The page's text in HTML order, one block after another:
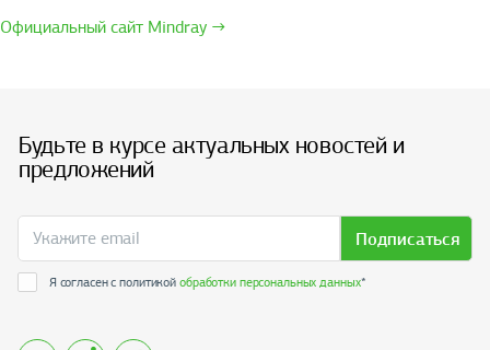
Официальный сайт Mindray →
Будьте в курсе актуальных новостей и
предложений
Подписаться
Я согласен с политикойобработки персональных данных*